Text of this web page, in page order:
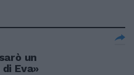
un
Eva»